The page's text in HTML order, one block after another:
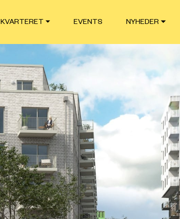
KVARTERET EVENTS NYHEDER